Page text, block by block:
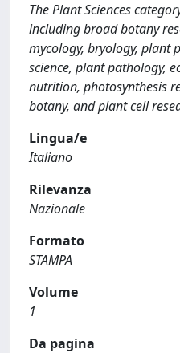
The Plant Sciences
including broad botany
mycology, bryology, plant
science, plant pathology,
nutrition, photosynthesis
botany, and plant cell
Lingua/e
Italiano
Rilevanza
Nazionale
Formato
STAMPA
Volume
1
Da pagina